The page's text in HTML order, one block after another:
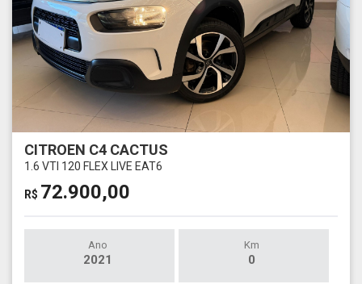
CITROEN C4 CACTUS
1.6 VTI 120 FLEX LIVE EAT6
R$ 72.900,00
Ano
2021
Km
0